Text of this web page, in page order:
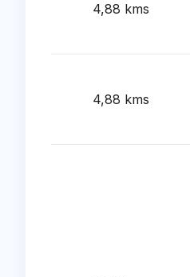
4,88 kms
4,88 kms